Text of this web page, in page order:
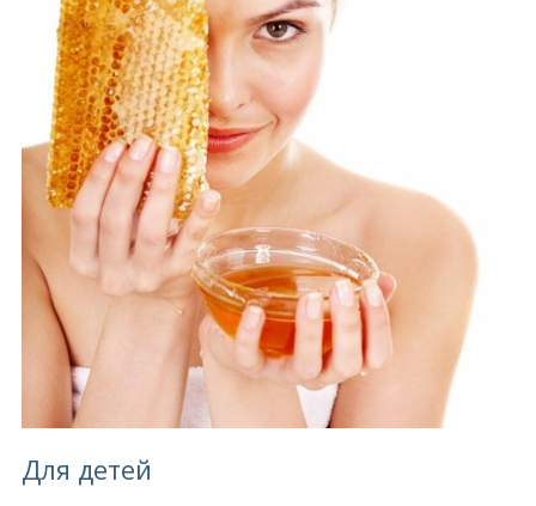
Для детей